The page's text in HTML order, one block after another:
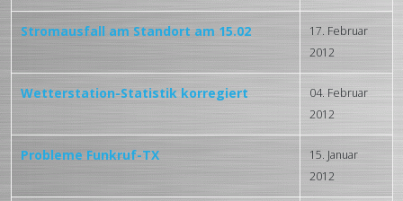
Stromausfall am Standort am 15.02
17. Februar
2012
Wetterstation-Statistik korregiert
04. Februar
2012
Probleme Funkruf-TX
15. Januar
2012